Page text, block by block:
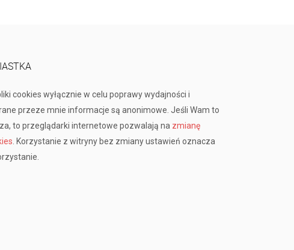
cookies wyłącznie w celu poprawy wydajności i
przeze mnie informacje są anonimowe. Jeśli Wam to
to przeglądarki internetowe pozwalają na zmianę
. Korzystanie z witryny bez zmiany ustawień oznacza